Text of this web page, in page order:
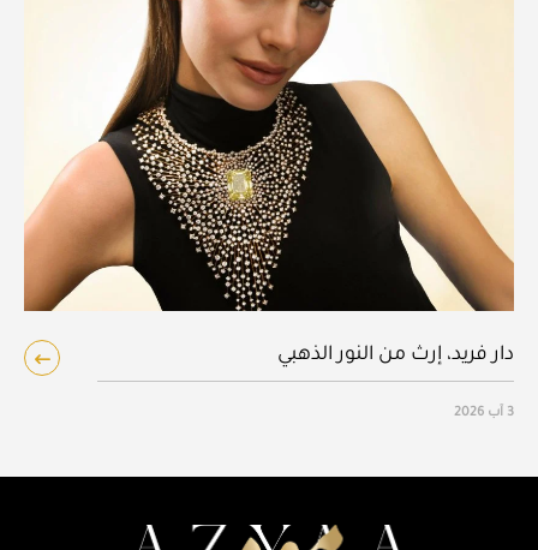
دار فريد، إرث من النور الذهبي
3 آب 2026